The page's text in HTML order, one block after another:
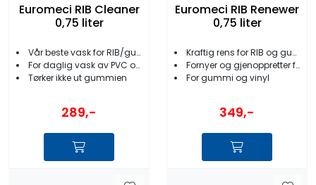
Euromeci RIB Cleaner
0,75 liter
Vår beste vask for RIB/gummibåt/fender
For daglig vask av PVC og Hypalon
Tørker ikke ut gummien
289,-
Euromeci RIB Renewer
0,75 liter
Kraftig rens for RIB og gummibåt
Fornyer og gjenoppretter farge og glans
For gummi og vinyl
349,-